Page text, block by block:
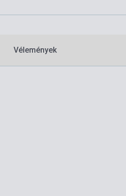
Vélemények